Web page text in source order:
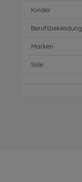
Kinder
Berufsbekleidung
Marken
Sale